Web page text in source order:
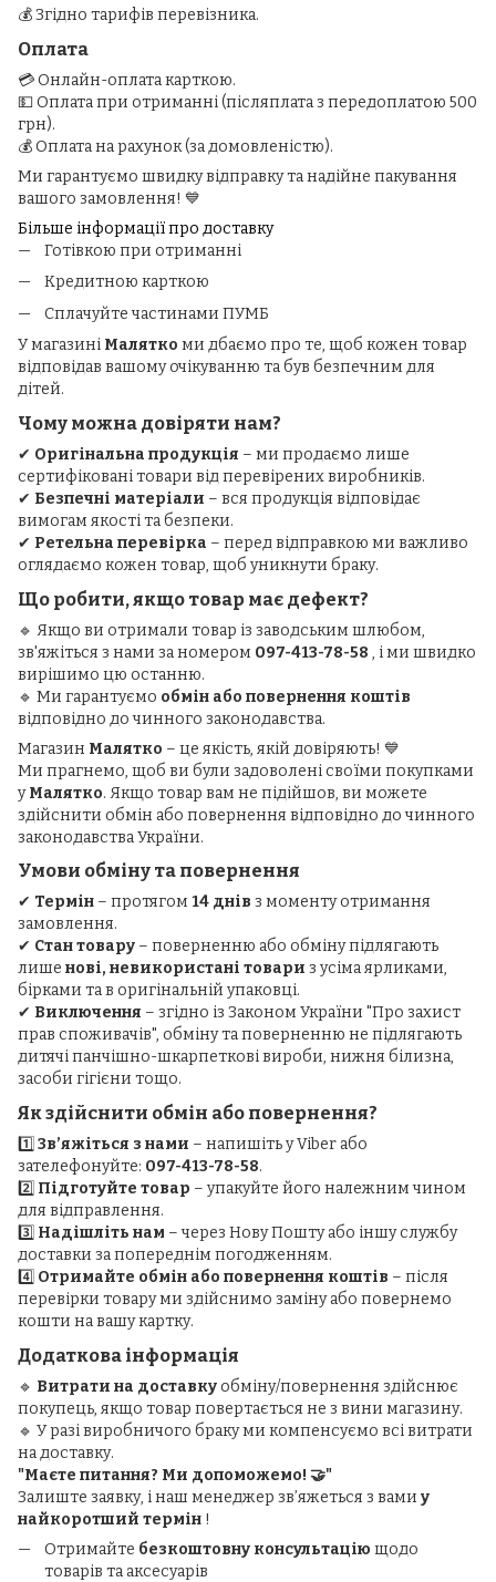
💰 Згідно тарифів перевізника.
Оплата
💳 Онлайн-оплата карткою.
💵 Оплата при отриманні (післяплата з передоплатою 500
грн).
💰 Оплата на рахунок (за домовленістю).
Ми гарантуємо швидку відправку та надійне пакування
вашого замовлення! 💙
Більше інформації про доставку
Готівкою при отриманні
Кредитною карткою
Сплачуйте частинами ПУМБ
У магазині Малятко ми дбаємо про те, щоб кожен товар
відповідав вашому очікуванню та був безпечним для
дітей.
Чому можна довіряти нам?
✔ Оригінальна продукція – ми продаємо лише
сертифіковані товари від перевірених виробників.
✔ Безпечні матеріали – вся продукція відповідає
вимогам якості та безпеки.
✔ Ретельна перевірка – перед відправкою ми важливо
оглядаємо кожен товар, щоб уникнути браку.
Що робити, якщо товар має дефект?
🔹 Якщо ви отримали товар із заводським шлюбом,
зв'яжіться з нами за номером 097-413-78-58 , і ми швидко
вирішимо цю останню.
🔹 Ми гарантуємо обмін або повернення коштів
відповідно до чинного законодавства.
Магазин Малятко – це якість, якій довіряють! 💙
Ми прагнемо, щоб ви були задоволені своїми покупками
уМалятко. Якщо товар вам не підійшов, ви можете
здійснити обмін або повернення відповідно до чинного
законодавства України.
Умови обміну та повернення
✔ Термін – протягом 14 днів з моменту отримання
замовлення.
✔ Стан товару – поверненню або обміну підлягають
лише нові, невикористані товари з усіма ярликами,
бірками та в оригінальній упаковці.
✔ Виключення – згідно із Законом України "Про захист
прав споживачів", обміну та поверненню не підлягають
дитячі панчішно-шкарпеткові вироби, нижня білизна,
засоби гігієни тощо.
Як здійснити обмін або повернення?
1️⃣ Зв’яжіться з нами – напишіть у Viber або
зателефонуйте: 097-413-78-58.
2️⃣ Підготуйте товар – упакуйте його належним чином
для відправлення.
3️⃣ Надішліть нам – через Нову Пошту або іншу службу
доставки за попереднім погодженням.
4️⃣ Отримайте обмін або повернення коштів – після
перевірки товару ми здійснимо заміну або повернемо
кошти на вашу картку.
Додаткова інформація
🔹 Витрати на доставкуобміну/повернення здійснює
покупець, якщо товар повертається не з вини магазину.
🔹 У разі виробничого браку ми компенсуємо всі витрати
на доставку.
"Маєте питання? Ми допоможемо! 🤝"
Залиште заявку, і наш менеджер зв’яжеться з вами у
найкоротший термін !
Отримайте безкоштовну консультацію щодо
товарів та аксесуарів